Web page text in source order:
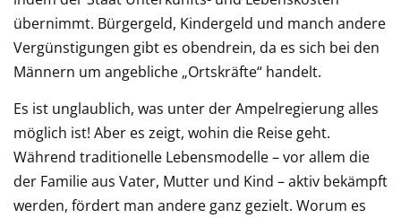
übernimmt. Bürgergeld, Kindergeld und manch andere
Vergünstigungen gibt es obendrein, da es sich bei den
Männern um angebliche „Ortskräfte“ handelt.
Es ist unglaublich, was unter der Ampelregierung alles
möglich ist! Aber es zeigt, wohin die Reise geht.
Während traditionelle Lebensmodelle – vor allem die
der Familie aus Vater, Mutter und Kind – aktiv bekämpft
werden, fördert man andere ganz gezielt. Worum es